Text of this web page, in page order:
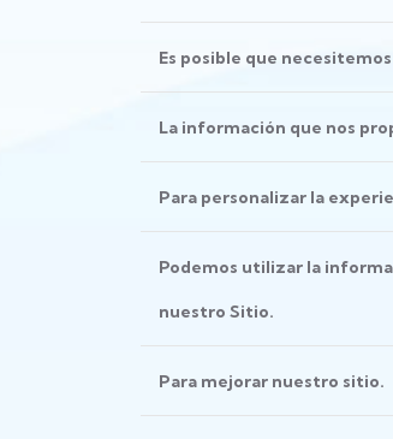
Es posible que
La información que nos
Para personalizar la
Podemos utilizar la
nuestro Sitio.
Para mejorar nuestro sitio.